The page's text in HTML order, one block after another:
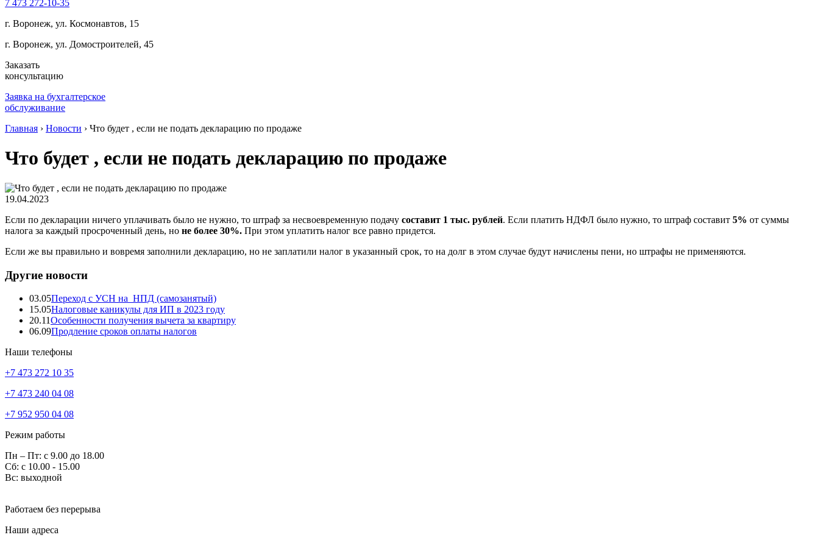
7 473 272-10-35
г. Воронеж, ул. Космонавтов, 15
г. Воронеж, ул. Домостроителей, 45
Заказать
консультацию
Заявка на бухгалтерское
обслуживание
Главная › Новости › Что будет , если не подать декларацию по продаже
Что будет , если не подать декларацию по продаже
19.04.2023
Если по декларации ничего уплачивать было не нужно, то штраф за несвоевременную подачу составит 1 тыс. рублей. Если платить НДФЛ было нужно, то штраф составит 5% от суммы
налога за каждый просроченный день, но не более 30%. При этом уплатить налог все равно придется.
Если же вы правильно и вовремя заполнили декларацию, но не заплатили налог в указанный срок, то на долг в этом случае будут начислены пени, но штрафы не применяются.
Другие новости
03.05Переход с УСН на НПД (самозанятый)
15.05Налоговые каникулы для ИП в 2023 году
20.11Особенности получения вычета за квартиру
06.09Продление сроков оплаты налогов
Наши телефоны
+7 473 272 10 35
+7 473 240 04 08
+7 952 950 04 08
Режим работы
Пн – Пт: с 9.00 до 18.00
Сб: с 10.00 - 15.00
Вс: выходной
Работаем без перерыва
Наши адреса